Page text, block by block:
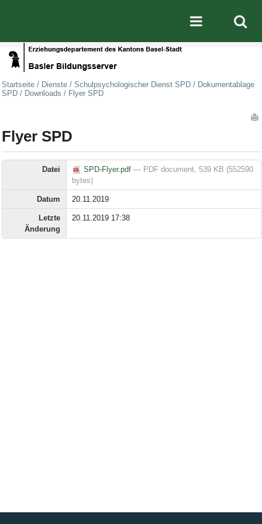
Mobile
Startseite / Dienste / Schulpsychologischer Dienst SPD / Dokumentablage
SPD / Downloads / Flyer SPD
Flyer SPD
Datei SPD-Flyer.pdf— PDF document, 539 KB (552590
bytes)
Datum 20.11.2019
Letzte
Änderung
20.11.2019 17:38